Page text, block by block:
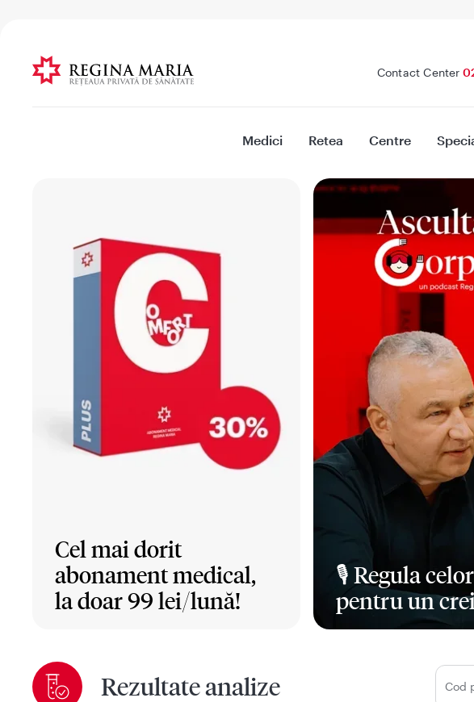
Contact Center
Medici Retea Centre
Cel mai dorit
abonament medical,
la doar 99 lei/lună!
🎙️ Regula
pentru un
Rezultate analize Cod